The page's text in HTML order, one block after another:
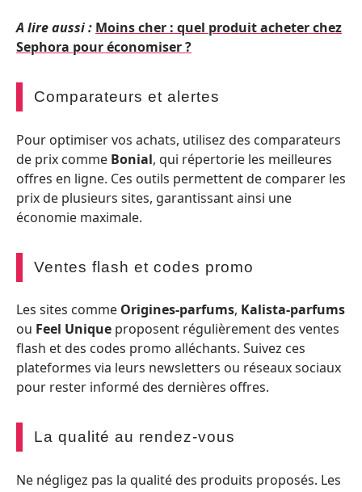
A lire aussi : Moins cher : quel produit acheter chez
Sephora pour économiser ?
Comparateurs et alertes
Pour optimiser vos achats, utilisez des comparateurs
de prix comme Bonial, qui répertorie les meilleures
offres en ligne. Ces outils permettent de comparer les
prix de plusieurs sites, garantissant ainsi une
économie maximale.
Ventes flash et codes promo
Les sites comme Origines-parfums, Kalista-parfums
ou Feel Unique proposent régulièrement des ventes
flash et des codes promo alléchants. Suivez ces
plateformes via leurs newsletters ou réseaux sociaux
pour rester informé des dernières offres.
La qualité au rendez-vous
Ne négligez pas la qualité des produits proposés. Les